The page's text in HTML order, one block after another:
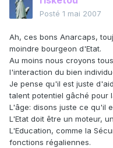
Posté 1 mai 2007
Ah, ces bons Anarcaps,
moindre bourgeon d'Etat.
Au moins nous croyons
l'interaction du bien
Je pense qu'il est juste
talent potentiel gâché pour
L'âge: disons juste ce qu'il
L'Etat doit être un moteur,
L'Education, comme la
fonctions régaliennes.